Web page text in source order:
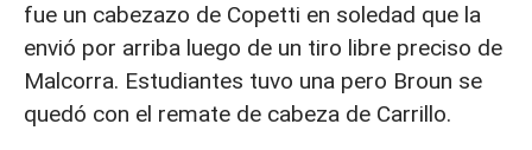
fue un cabezazo de Copetti en soledad que la
envió por arriba luego de un tiro libre preciso de
Malcorra. Estudiantes tuvo una pero Broun se
quedó con el remate de cabeza de Carrillo.